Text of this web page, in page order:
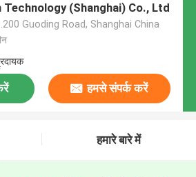
Technology (Shanghai) Co., Ltd
Guoding Road, Shanghai China
हमसे संपर्क करें
हमारे बारे में